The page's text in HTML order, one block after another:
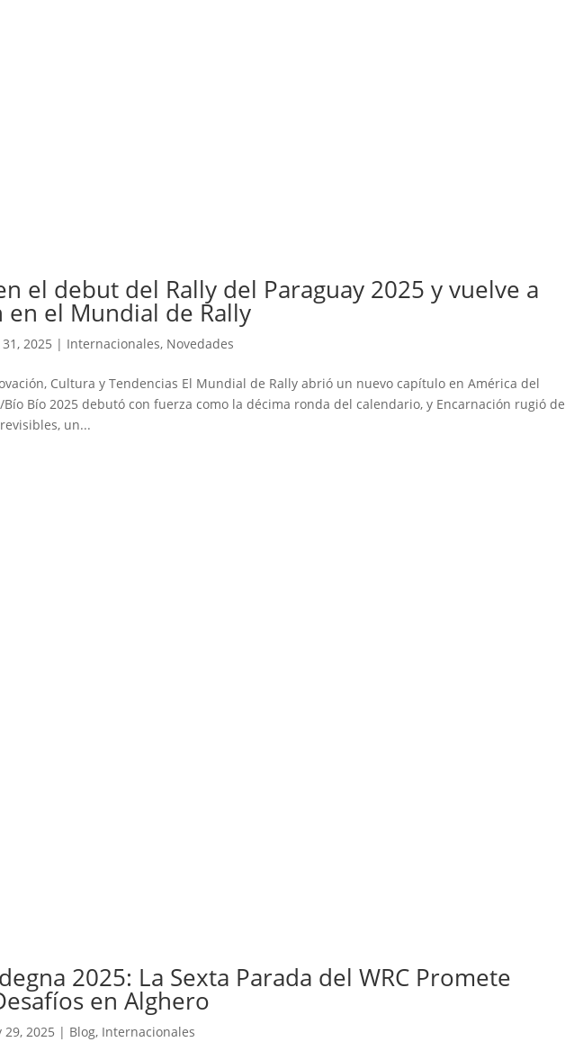
el debut del Rally del Paraguay 2025 y vuelve a
el Mundial de Rally
2025 | Internacionales, Novedades
Cultura y Tendencias El Mundial de Rally abrió un nuevo capítulo en América del
Bío Bío 2025 debutó con fuerza como la décima ronda del calendario, y Encarnación rugió de
un...
2025: La Sexta Parada del WRC Promete
en Alghero
29, 2025 | Blog, Internacionales